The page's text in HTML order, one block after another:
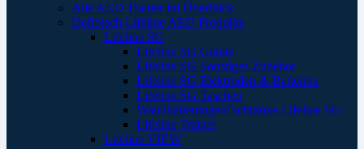
Alle AED Trainer im Überblick
Defibtech Lifeline AED Produkte
Lifeline SG
Lifeline SG Geräte
Lifeline SG Sonstiges Zubehör
Lifeline SG Elektroden & Batterien
Lifeline SG Taschen
Wandhalterungen/Schränke Lifeline SG
Lifeline Trainer
Lifeline VIEW